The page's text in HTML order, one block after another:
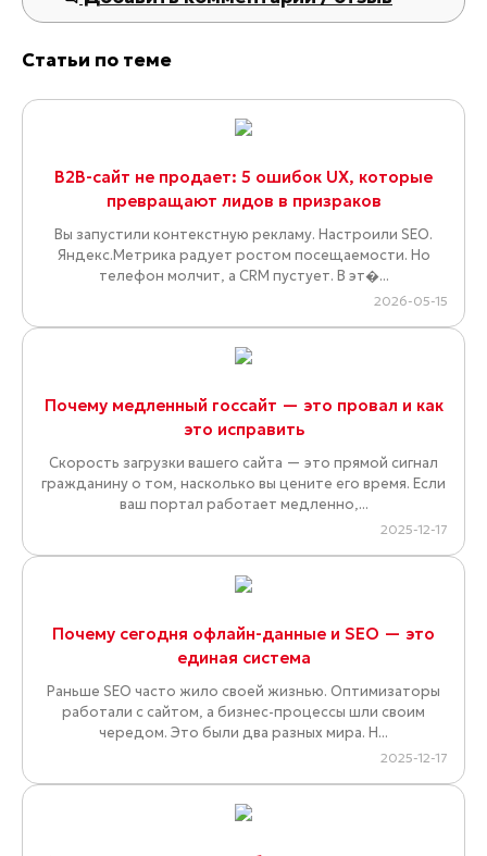
Статьи по теме
B2B-сайт не продает: 5 ошибок UX, которые
превращают лидов в призраков
Вы запустили контекстную рекламу. Настроили SEO.
Яндекс.Метрика радует ростом посещаемости. Но
телефон молчит, а CRM пустует. В эт�...
2026-05-15
Почему медленный госсайт — это провал и как
это исправить
Скорость загрузки вашего сайта — это прямой сигнал
гражданину о том, насколько вы цените его время. Если
ваш портал работает медленно,...
2025-12-17
Почему сегодня офлайн-данные и SEO — это
единая система
Раньше SEO часто жило своей жизнью. Оптимизаторы
работали с сайтом, а бизнес-процессы шли своим
чередом. Это были два разных мира. Н...
2025-12-17